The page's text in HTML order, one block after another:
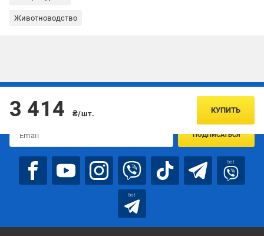
Животноводство
3 414 ₴/шт. КУПИТЬ
Подписывайтесь, чтобы узнавать первым об акцияx и
ПОДПИСАТЬСЯ
bot
bot